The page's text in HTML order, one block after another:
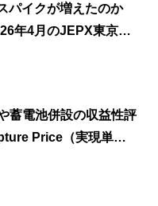
パイクが増えたのか
蓄電池併設の収益性評
Price（実現単